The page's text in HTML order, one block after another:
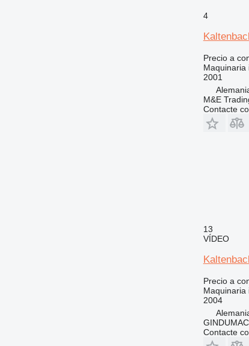
4
Precio a
Maquinaria
2001
M&E
Contacte
13
VÍDEO
Precio a
Maquinaria
2004
Contacte